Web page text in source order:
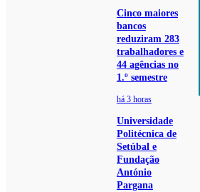
Cinco maiores
bancos
reduziram 283
trabalhadores e
44 agências no
1.º semestre
há 3 horas
Universidade
Politécnica de
Setúbal e
Fundação
António
Pargana